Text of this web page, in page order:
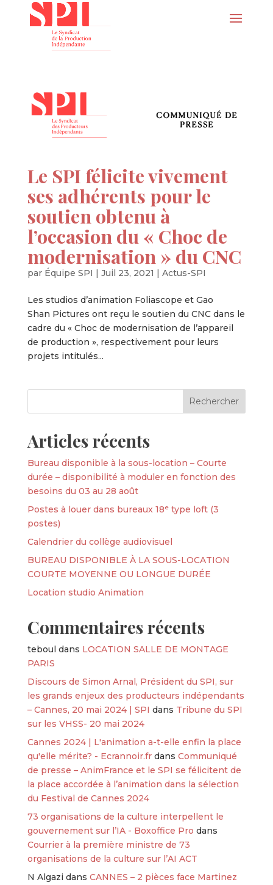
Le SPI félicite vivement
ses adhérents pour le
soutien obtenu à
l’occasion du « Choc de
modernisation » du CNC
par Équipe SPI | Juil 23, 2021 | Actus-SPI
Les studios d’animation Foliascope et Gao
Shan Pictures ont reçu le soutien du CNC dans le
cadre du « Choc de modernisation de l’appareil
de production », respectivement pour leurs
projets intitulés...
Articles récents
Bureau disponible à la sous-location – Courte
durée – disponibilité à moduler en fonction des
besoins du 03 au 28 août
Postes à louer dans bureaux 18ᵉ type loft (3
postes)
Calendrier du collège audiovisuel
BUREAU DISPONIBLE À LA SOUS-LOCATION
COURTE MOYENNE OU LONGUE DURÉE
Location studio Animation
Commentaires récents
teboul dans LOCATION SALLE DE MONTAGE
PARIS
Discours de Simon Arnal, Président du SPI, sur
les grands enjeux des producteurs indépendants
– Cannes, 20 mai 2024 | SPI dans Tribune du SPI
sur les VHSS- 20 mai 2024
Cannes 2024 | L'animation a-t-elle enfin la place
qu'elle mérite? - Ecrannoir.frdans Communiqué
de presse – AnimFrance et le SPI se félicitent de
la place accordée à l’animation dans la sélection
du Festival de Cannes 2024
73 organisations de la culture interpellent le
gouvernement sur l’IA - Boxoffice Pro dans
Courrier à la première ministre de 73
organisations de la culture sur l’AI ACT
N Algazi dans CANNES – 2 pièces face Martinez